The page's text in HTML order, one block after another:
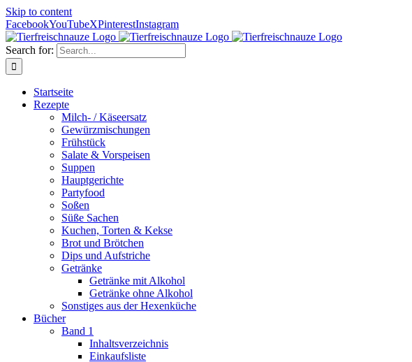
Skip to content
FacebookYouTubeXPinterestInstagram
Search for:
Startseite
Rezepte
Milch- / Käseersatz
Gewürzmischungen
Frühstück
Salate & Vorspeisen
Suppen
Hauptgerichte
Partyfood
Soßen
Süße Sachen
Kuchen, Torten & Kekse
Brot und Brötchen
Dips und Aufstriche
Getränke
Getränke mit Alkohol
Getränke ohne Alkohol
Sonstiges aus der Hexenküche
Bücher
Band 1
Inhaltsverzeichnis
Einkaufsliste